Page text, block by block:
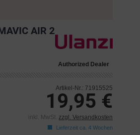
AIR 2
Authorized Dealer
Artikel-Nr.: 71915525
19,95 €
inkl. MwSt. zzgl. Versandkosten
Lieferzeit ca. 4 Wochen